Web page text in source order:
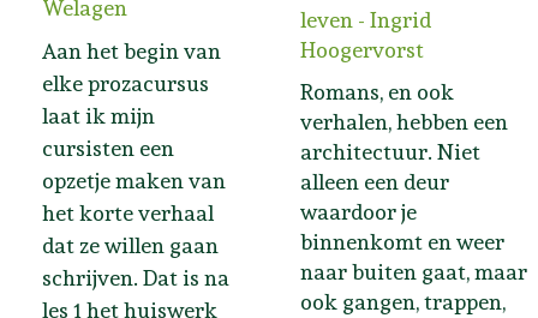
Welagen
Aan het begin van
elke prozacursus
laat ik mijn
cursisten een
opzetje maken van
het korte verhaal
dat ze willen gaan
schrijven. Dat is na
les 1 het huiswerk
leven - Ingrid
Hoogervorst
Romans, en ook
verhalen, hebben een
architectuur. Niet
alleen een deur
waardoor je
binnenkomt en weer
naar buiten gaat, maar
ook gangen, trappen,